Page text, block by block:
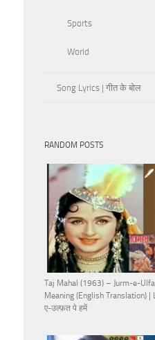
Sports
World
Song Lyrics | गीत के बोल
RANDOM POSTS
Taj Mahal (1963) – Jurm-e-
Meaning (English Translation) |
ए-उल्फ़त पे हमें